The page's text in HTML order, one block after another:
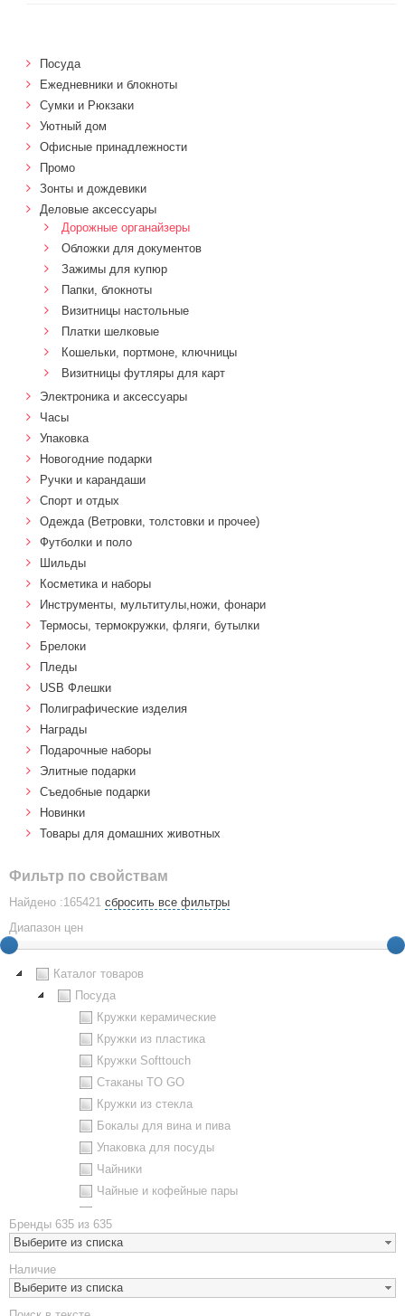
Посуда
Ежедневники и блокноты
Сумки и Рюкзаки
Уютный дом
Офисные принадлежности
Промо
Зонты и дождевики
Деловые аксессуары
Дорожные органайзеры
Обложки для документов
Зажимы для купюр
Папки, блокноты
Визитницы настольные
Платки шелковые
Кошельки, портмоне, ключницы
Визитницы футляры для карт
Электроника и аксессуары
Часы
Упаковка
Новогодние подарки
Ручки и карандаши
Спорт и отдых
Одежда (Ветровки, толстовки и прочее)
Футболки и поло
Шильды
Косметика и наборы
Инструменты, мультитулы,ножи, фонари
Термосы, термокружки, фляги, бутылки
Брелоки
Пледы
USB Флешки
Полиграфические изделия
Награды
Подарочные наборы
Элитные подарки
Cъедобные подарки
Новинки
Товары для домашних животных
Фильтр по свойствам
Найдено :165421 сбросить все фильтры
Диапазон цен
Каталог товаров
Посуда
Кружки керамические
Кружки из пластика
Кружки Softtouch
Стаканы TO GO
Кружки из стекла
Бокалы для вина и пива
Упаковка для посуды
Чайники
Чайные и кофейные пары
Наборы посуды
Предметы сервировки
Стаканы
Эко кружки
Бренды 635 из 635
Выберите из списка
Наличие
Выберите из списка